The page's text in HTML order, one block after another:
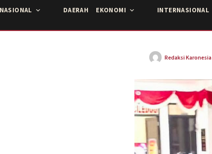
NASIONAL DAERAH EKONOMI INTERNASIONAL
Redaksi Karonesia